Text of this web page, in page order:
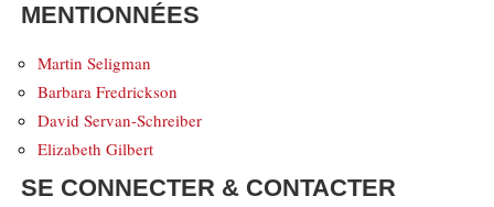
MENTIONNÉES
Martin Seligman
Barbara Fredrickson
David Servan-Schreiber
Elizabeth Gilbert
SE CONNECTER & CONTACTER